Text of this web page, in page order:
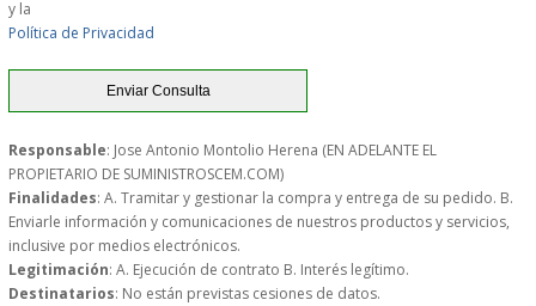
VAJILLA
CUCHILLOS DE COCINA
OUTLET
GASTOS DE ENVIO
FORMA DE PAGO
y la
Política de Privacidad
Responsable: Jose Antonio Montolio Herena (EN ADELANTE EL
PROPIETARIO DE SUMINISTROSCEM.COM)
Finalidades: A. Tramitar y gestionar la compra y entrega de su pedido. B.
Enviarle información y comunicaciones de nuestros productos y servicios,
inclusive por medios electrónicos.
Legitimación: A. Ejecución de contrato B. Interés legítimo.
Destinatarios: No están previstas cesiones de datos.